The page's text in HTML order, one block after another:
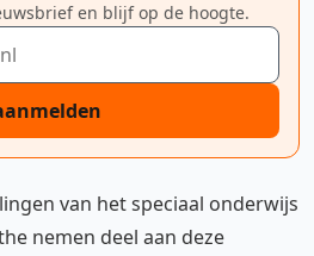
en blijf op de hoogte.
van het speciaal onderwijs
nemen deel aan deze